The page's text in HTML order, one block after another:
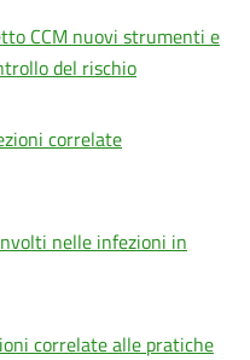
CCM nuovi strumenti e
del rischio
correlate
nelle infezioni in
correlate alle pratiche